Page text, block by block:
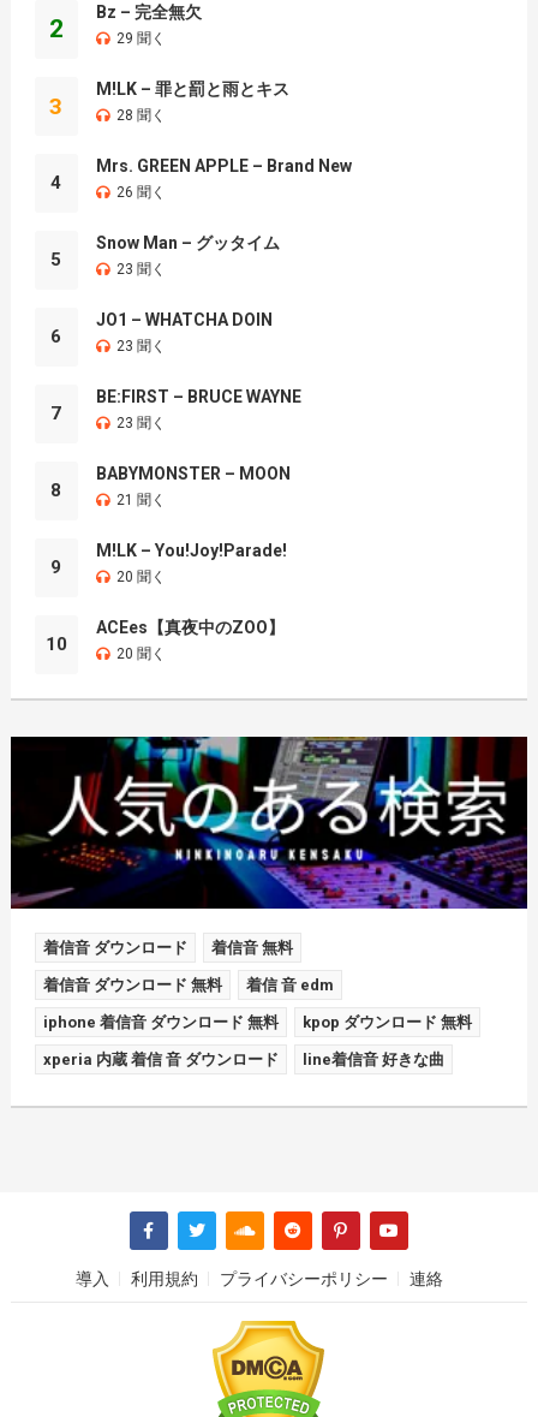
2
Bz – 完全無欠
29 聞く
3
M!LK – 罪と罰と雨とキス
28 聞く
4
Mrs. GREEN APPLE – Brand New
26 聞く
5
Snow Man – グッタイム
23 聞く
6
JO1 – WHATCHA DOIN
23 聞く
7
BE:FIRST – BRUCE WAYNE
23 聞く
8
BABYMONSTER – MOON
21 聞く
9
M!LK – You!Joy!Parade!
20 聞く
10
ACEes【真夜中のZOO】
20 聞く
着信音 ダウンロード 着信音 無料
着信音 ダウンロード 無料 着信 音 edm
iphone 着信音 ダウンロード 無料 kpop ダウンロード 無料
xperia 内蔵 着信 音 ダウンロード line着信音 好きな曲
導入 利用規約 プライバシーポリシー 連絡